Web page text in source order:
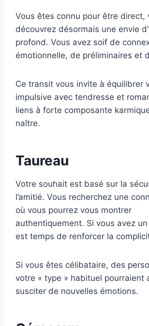
Vous êtes connu pour être direct,
découvrez désormais une envie
profond. Vous avez soif de
émotionnelle, de préliminaires et
Ce transit vous invite à équilibrer
impulsive avec tendresse et
liens à forte composante
naître.
Taureau
Votre souhait est basé sur la
l’amitié. Vous recherchez une
où vous pourrez vous montrer
authentiquement. Si vous avez
est temps de renforcer la
Si vous êtes célibataire, des
votre « type » habituel pourraient
susciter de nouvelles émotions.